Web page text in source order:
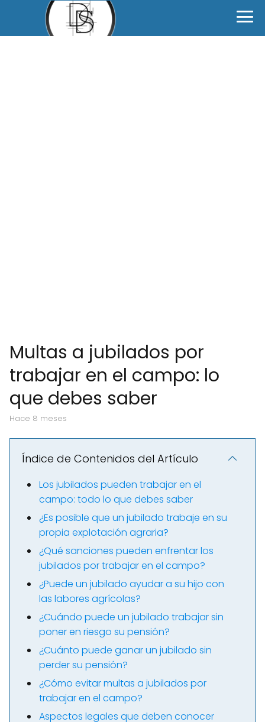
Multas a jubilados por
trabajar en el campo: lo
que debes saber
hace 8 meses
Índice de Contenidos del Artículo
Los jubilados pueden trabajar en el
campo: todo lo que debes saber
¿Es posible que un jubilado trabaje en su
propia explotación agraria?
¿Qué sanciones pueden enfrentar los
jubilados por trabajar en el campo?
¿Puede un jubilado ayudar a su hijo con
las labores agrícolas?
¿Cuándo puede un jubilado trabajar sin
poner en riesgo su pensión?
¿Cuánto puede ganar un jubilado sin
perder su pensión?
¿Cómo evitar multas a jubilados por
trabajar en el campo?
Aspectos legales que deben conocer